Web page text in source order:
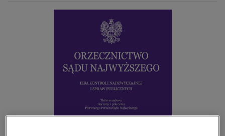
hobby, sport, rozrywka
komputery, internet, technologie, informatyka
polityka, społeczno-informacyjne
psychologiczne
popularno-naukowe